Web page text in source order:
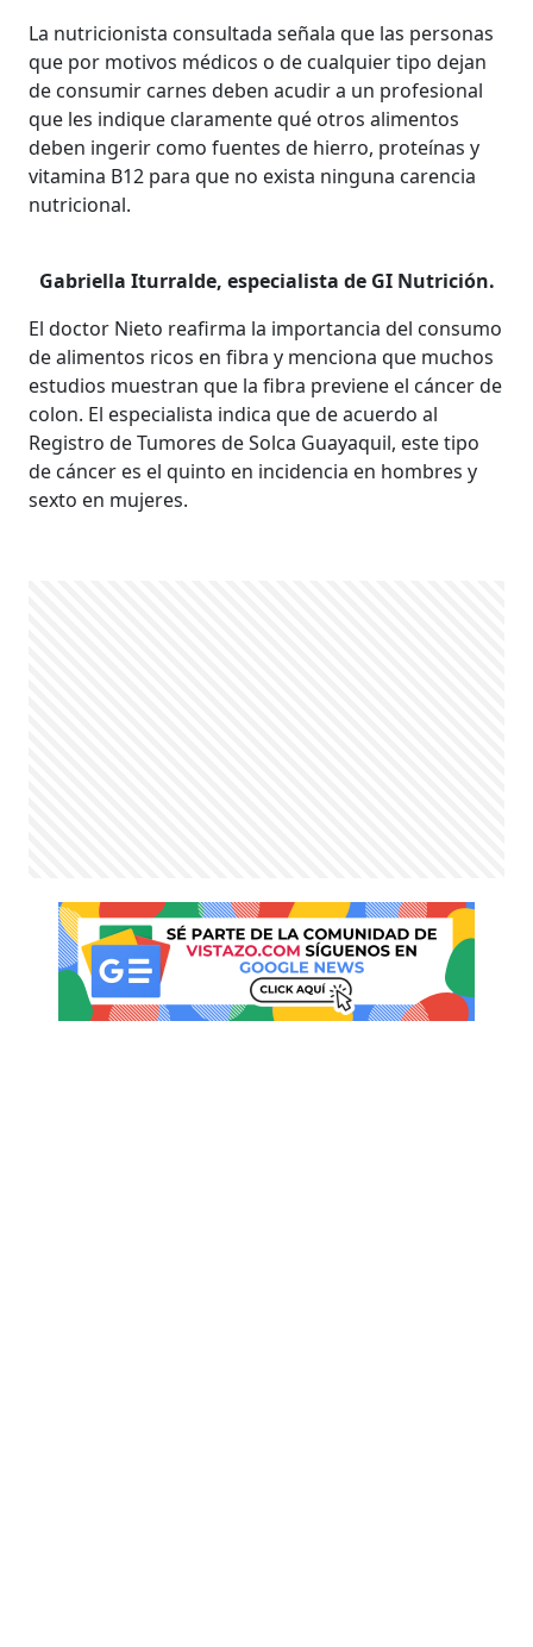
La nutricionista consultada señala que las personas
que por motivos médicos o de cualquier tipo dejan
de consumir carnes deben acudir a un profesional
que les indique claramente qué otros alimentos
deben ingerir como fuentes de hierro, proteínas y
vitamina B12 para que no exista ninguna carencia
nutricional.
Gabriella Iturralde, especialista de GI Nutrición.
El doctor Nieto reafirma la importancia del consumo
de alimentos ricos en fibra y menciona que muchos
estudios muestran que la fibra previene el cáncer de
colon. El especialista indica que de acuerdo al
Registro de Tumores de Solca Guayaquil, este tipo
de cáncer es el quinto en incidencia en hombres y
sexto en mujeres.